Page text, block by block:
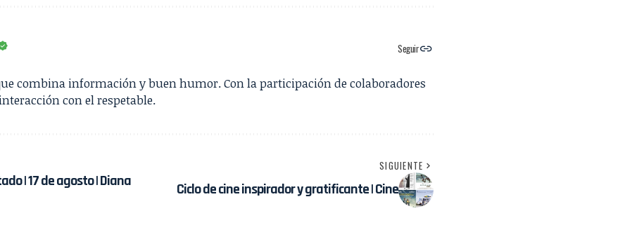
Seguir
combina información y buen humor. Con la participación de colaboradores
con el respetable.
| 17 de agosto | Diana
SIGUIENTE
Ciclo de cine inspirador y gratificante | Cine